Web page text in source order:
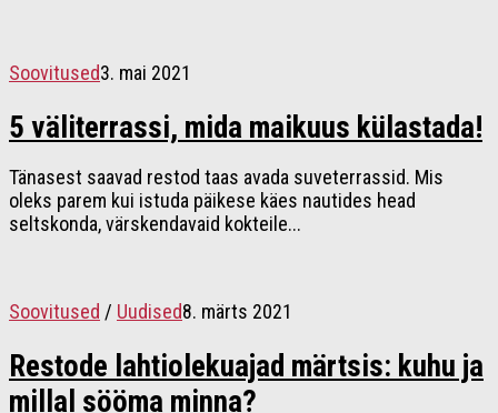
Soovitused3. mai 2021
5 väliterrassi, mida maikuus külastada!
Tänasest saavad restod taas avada suveterrassid. Mis
oleks parem kui istuda päikese käes nautides head
seltskonda, värskendavaid kokteile...
Soovitused / Uudised8. märts 2021
Restode lahtiolekuajad märtsis: kuhu ja
millal sööma minna?